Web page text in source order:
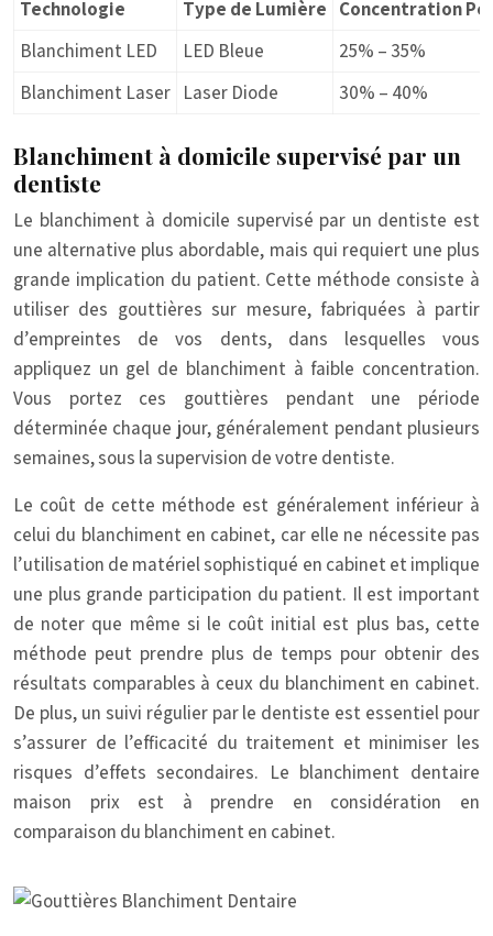
Technologie Type de Lumière Concentration
Blanchiment LED
LED Bleue
25% – 35%
Blanchiment Laser Laser Diode 30% – 40%
Blanchiment à domicile supervisé par un
dentiste
Le blanchiment à domicile supervisé par un dentiste est
une alternative plus abordable, mais qui requiert une plus
grande implication du patient. Cette méthode consiste à
utiliser des gouttières sur mesure, fabriquées à partir
d’empreintes de vos dents, dans lesquelles vous
appliquez un gel de blanchiment à faible concentration.
Vous portez ces gouttières pendant une période
déterminée chaque jour, généralement pendant plusieurs
semaines, sous la supervision de votre dentiste.
Le coût de cette méthode est généralement inférieur à
celui du blanchiment en cabinet, car elle ne nécessite pas
l’utilisation de matériel sophistiqué en cabinet et implique
une plus grande participation du patient. Il est important
de noter que même si le coût initial est plus bas, cette
méthode peut prendre plus de temps pour obtenir des
résultats comparables à ceux du blanchiment en cabinet.
De plus, un suivi régulier par le dentiste est essentiel pour
s’assurer de l’efficacité du traitement et minimiser les
risques d’effets secondaires. Le blanchiment dentaire
maison prix est à prendre en considération en
comparaison du blanchiment en cabinet.